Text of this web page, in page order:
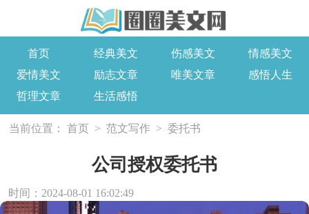
首页 经典美文 伤感美文
情感美文
爱情美文
励志文章 唯美文章
感悟人生
哲理文章
生活感悟
当前位置： 首页 > 范文写作 > 委托书
公司授权委托书
时间：2024-08-01 16:02:49